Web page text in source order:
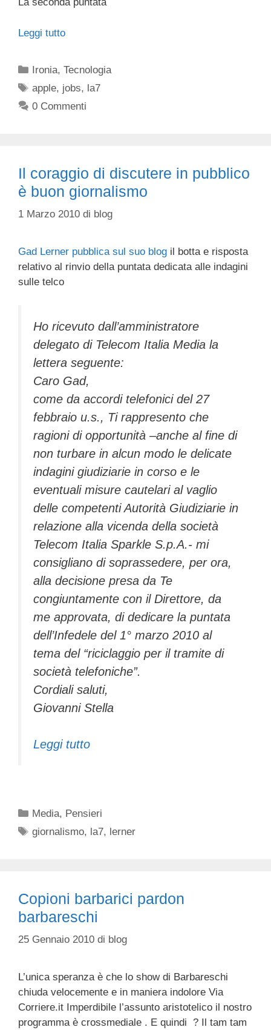
Leggi tutto
Categorie
Ironia,Tecnologia
Tag
apple, jobs, la7
0 Commenti
Il coraggio di discutere in pubblico
è buon giornalismo
1 Marzo 2010 di blog
Gad Lerner pubblica sul suo blog il botta e risposta
relativo al rinvio della puntata dedicata alle indagini
sulle telco
Ho ricevuto dall’amministratore
delegato di Telecom Italia Media la
lettera seguente:
Caro Gad,
come da accordi telefonici del 27
febbraio u.s., Ti rappresento che
ragioni di opportunità –anche al fine di
non turbare in alcun modo le delicate
indagini giudiziarie in corso e le
eventuali misure cautelari al vaglio
delle competenti Autorità Giudiziarie in
relazione alla vicenda della società
Telecom Italia Sparkle S.p.A.- mi
consigliano di soprassedere, per ora,
alla decisione presa da Te
congiuntamente con il Direttore, da
me approvata, di dedicare la puntata
dell’Infedele del 1° marzo 2010 al
tema del “riciclaggio per il tramite di
società telefoniche”.
Cordiali saluti,
Giovanni Stella
Leggi tutto
Categorie
Media, Pensieri
Tag
giornalismo, la7, lerner
Copioni barbarici pardon
barbareschi
25 Gennaio 2010 di blog
L’unica speranza è che lo show di Barbareschi
chiuda velocemente e in maniera indolore Via
Corriere.it Imperdibile l’assunto aristotelico il nostro
programma è crossmediale . E quindi ? Il tam tam